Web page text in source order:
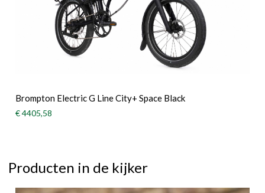
Brompton Electric G Line City+ Space Black
€ 4405,58
Producten in de kijker